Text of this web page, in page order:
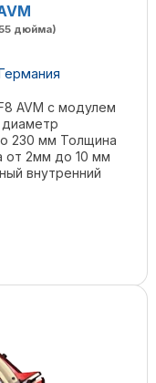
дюйма)
AVM с модулем
230 мм Толщина
от 2мм до 10 мм
внутренний